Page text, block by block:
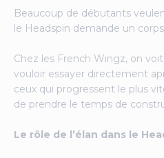
Beaucoup de débutants
le Headspin demande un
Chez les French Wingz, on
vouloir essayer directement
ceux qui progressent le plus
de prendre le temps de
Le rôle de l’élan dans le